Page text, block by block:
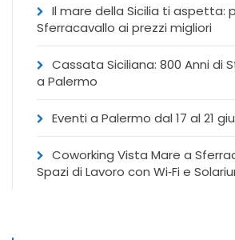
Il mare della Sicilia ti aspetta:
Sferracavallo ai prezzi migliori
Cassata Siciliana: 800 Anni di
a Palermo
Eventi a Palermo dal 17 al 21
Coworking Vista Mare a
Spazi di Lavoro con Wi‑Fi e